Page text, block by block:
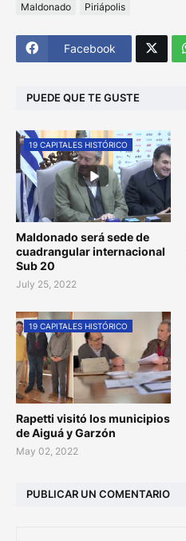
Maldonado
Piriápolis
Facebook
PUEDE QUE TE GUSTE
19 CAPITALES HISTÓRICO
Maldonado será sede de
cuadrangular internacional
Sub 20
July 25, 2022
19 CAPITALES HISTÓRICO
Rapetti visitó los municipios
de Aiguá y Garzón
May 02, 2022
PUBLICAR UN COMENTARIO